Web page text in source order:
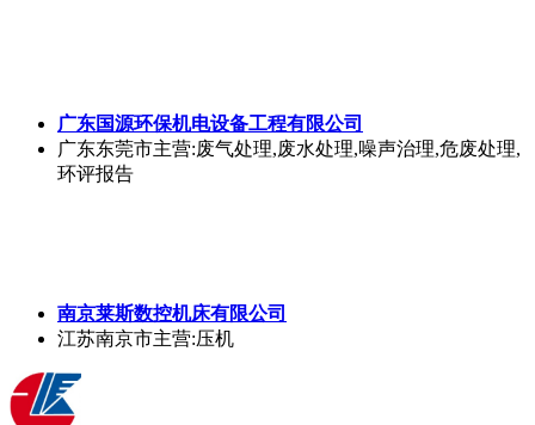
广东国源环保机电设备工程有限公司
广东东莞市主营:废气处理,废水处理,噪声治理,危废处理,
环评报告
南京莱斯数控机床有限公司
江苏南京市主营:压机